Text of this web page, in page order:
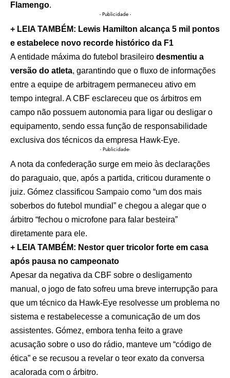
Flamengo.
- Publicidade -
+ LEIA TAMBÉM: Lewis Hamilton alcança 5 mil pontos
e estabelece novo recorde histórico da F1
A entidade máxima do futebol brasileiro desmentiu a
versão do atleta, garantindo que o fluxo de informações
entre a equipe de arbitragem permaneceu ativo em
tempo integral. A CBF esclareceu que os árbitros em
campo não possuem autonomia para ligar ou desligar o
equipamento, sendo essa função de responsabilidade
exclusiva dos técnicos da empresa Hawk-Eye.
- Publicidade-
A nota da confederação surge em meio às declarações
do paraguaio, que, após a partida, criticou duramente o
juiz. Gómez classificou Sampaio como “um dos mais
soberbos do futebol mundial” e chegou a alegar que o
árbitro “fechou o microfone para falar besteira”
diretamente para ele.
+ LEIA TAMBÉM: Nestor quer tricolor forte em casa
após pausa no campeonato
Apesar da negativa da CBF sobre o desligamento
manual, o jogo de fato sofreu uma breve interrupção para
que um técnico da Hawk-Eye resolvesse um problema no
sistema e restabelecesse a comunicação de um dos
assistentes. Gómez, embora tenha feito a grave
acusação sobre o uso do rádio, manteve um “código de
ética” e se recusou a revelar o teor exato da conversa
acalorada com o árbitro.